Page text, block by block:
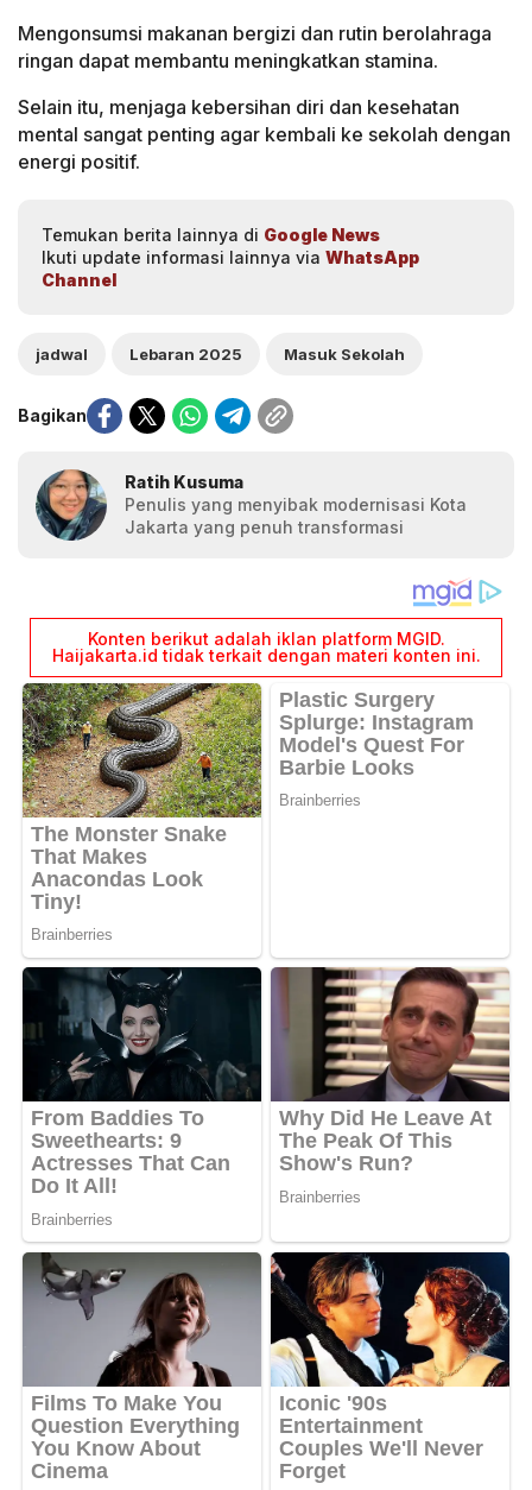
Mengonsumsi makanan bergizi dan rutin berolahraga
ringan dapat membantu meningkatkan stamina.
Selain itu, menjaga kebersihan diri dan kesehatan
mental sangat penting agar kembali ke sekolah dengan
energi positif.
Temukan berita lainnya di Google News
Ikuti update informasi lainnya via WhatsApp
Channel
jadwal Lebaran 2025 Masuk Sekolah
Bagikan
Ratih Kusuma
Penulis yang menyibak modernisasi Kota
Jakarta yang penuh transformasi